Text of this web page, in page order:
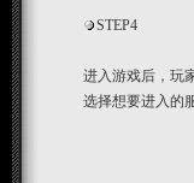
STEP4
进入游戏后，玩
选择想要进入的